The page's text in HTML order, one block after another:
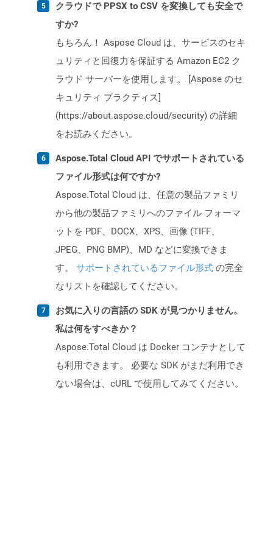
クラウドで PPSX to CSV を変換しても安全で
すか?
もちろん！ Aspose Cloud は、サービスのセキ
ュリティと回復力を保証する Amazon EC2 ク
ラウド サーバーを使用します。 [Aspose のセ
キュリティ プラクティス]
(https://about.aspose.cloud/security) の詳細
をお読みください。
Aspose.Total Cloud API でサポートされている
ファイル形式は何ですか?
Aspose.Total Cloud は、任意の製品ファミリ
から他の製品ファミリへのファイル フォーマ
ットを PDF、DOCX、XPS、画像 (TIFF、
JPEG、PNG BMP)、MD などに変換できま
す。 サポートされているファイル形式 の完全
なリストを確認してください。
お気に入りの言語の SDK が見つかりません。
私は何をすべきか？
Aspose.Total Cloud は Docker コンテナとして
も利用できます。 必要な SDK がまだ利用でき
ない場合は、cURL で使用してみてください。